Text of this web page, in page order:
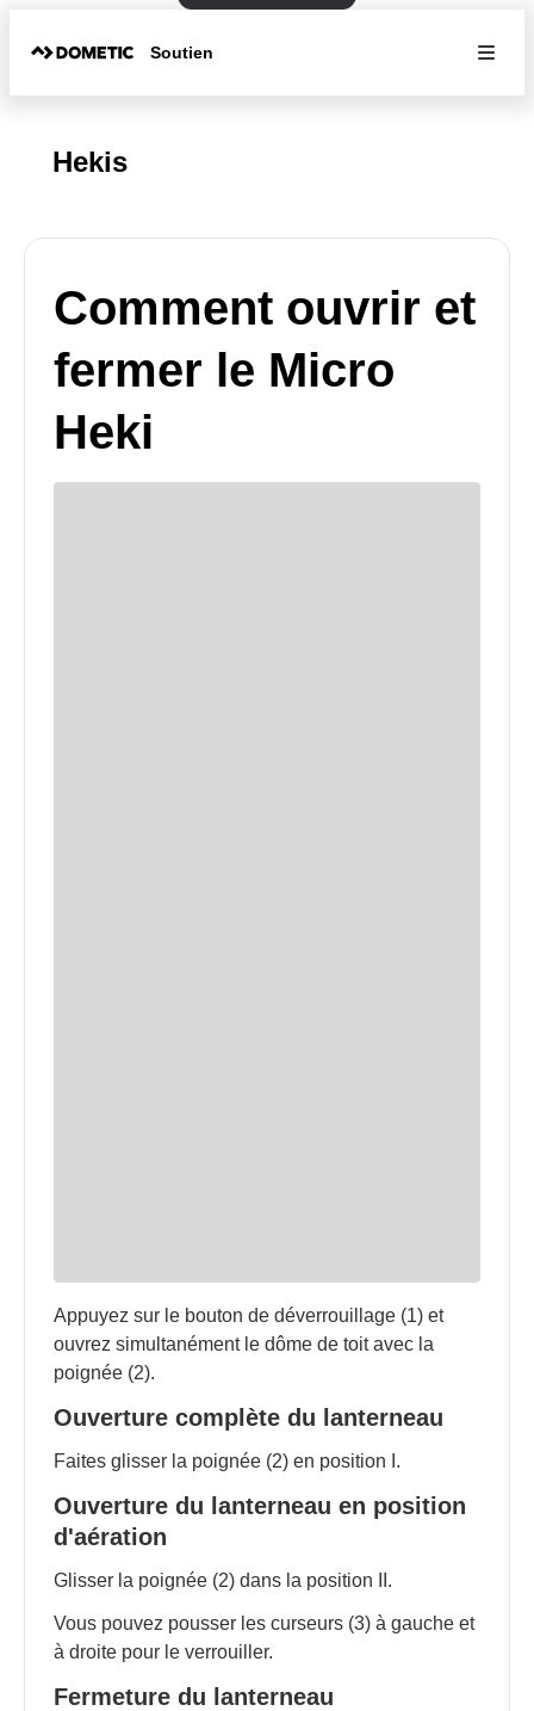
Soutien
Hekis
Comment ouvrir et
fermer le Micro
Heki
Appuyez sur le bouton de déverrouillage (1) et
ouvrez simultanément le dôme de toit avec la
poignée (2).
Ouverture complète du lanterneau
Faites glisser la poignée (2) en position I.
Ouverture du lanterneau en position
d'aération
Glisser la poignée (2) dans la position II.
Vous pouvez pousser les curseurs (3) à gauche et
à droite pour le verrouiller.
Fermeture du lanterneau